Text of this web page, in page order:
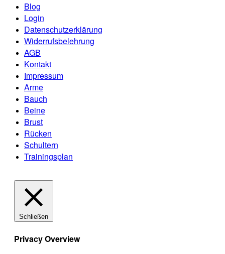
Blog
Login
Datenschutzerklärung
Widerrufsbelehrung
AGB
Kontakt
Impressum
Arme
Bauch
Beine
Brust
Rücken
Schultern
Trainingsplan
Schließen
Privacy Overview